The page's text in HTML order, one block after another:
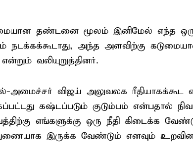
தண்டனை மூலம் இனிமேல் எந்த
அந்த அளவிற்கு
வலியுறுத்தினர்.
அமைச்சர் விஜய் அலுவலக ரீதியாகக்கூட
கஷ்டப்படும் குடும்பம் என்பதால்
எங்களுக்கு ஒரு நீதி கிடைக்க
இருக்க வேண்டும் எனவும்